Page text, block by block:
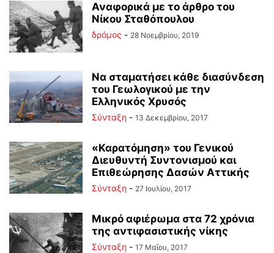
Αναφορικά με το άρθρο του
Νίκου Σταθόπουλου
δρόμος - 28 Νοεμβρίου, 2019
Να σταματήσει κάθε διασύνδεση
του Γεωλογικού με την
Ελληνικός Χρυσός
Σύνταξη - 13 Δεκεμβρίου, 2017
«Καρατόμηση» του Γενικού
Διευθυντή Συντονισμού και
Επιθεώρησης Δασών Αττικής
Σύνταξη - 27 Ιουλίου, 2017
Μικρό αφιέρωμα στα 72 χρόνια
της αντιφασιστικής νίκης
Σύνταξη - 17 Μαΐου, 2017